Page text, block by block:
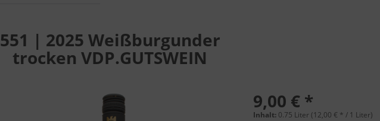
551 | 2025 Weißburgunder
trocken VDP.GUTSWEIN
9,00 € *
Inhalt: 0.75 Liter (12,00 € * / 1 Liter)